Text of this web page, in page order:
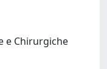
e Chirurgiche